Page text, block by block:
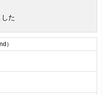
た
）